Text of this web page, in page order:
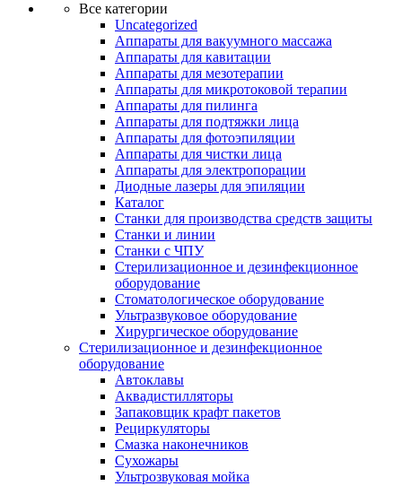
Все категории
Uncategorized
Аппараты для вакуумного массажа
Аппараты для кавитации
Аппараты для мезотерапии
Аппараты для микротоковой терапии
Аппараты для пилинга
Аппараты для подтяжки лица
Аппараты для фотоэпиляции
Аппараты для чистки лица
Аппараты для электропорации
Диодные лазеры для эпиляции
Каталог
Станки для производства средств защиты
Станки и линии
Станки с ЧПУ
Стерилизационное и дезинфекционное
оборудование
Стоматологическое оборудование
Ультразвуковое оборудование
Хирургическое оборудование
Стерилизационное и дезинфекционное
оборудование
Автоклавы
Аквадистилляторы
Запаковщик крафт пакетов
Рециркуляторы
Смазка наконечников
Сухожары
Ультрозвуковая мойка